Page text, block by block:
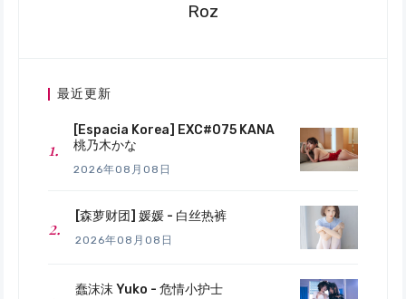
Roz
最近更新
[Espacia Korea] EXC#075 KANA
桃乃木かな
2026年08月08日
[森萝财团] 媛媛 - 白丝热裤
2026年08月08日
蠢沫沫 Yuko - 危情小护士